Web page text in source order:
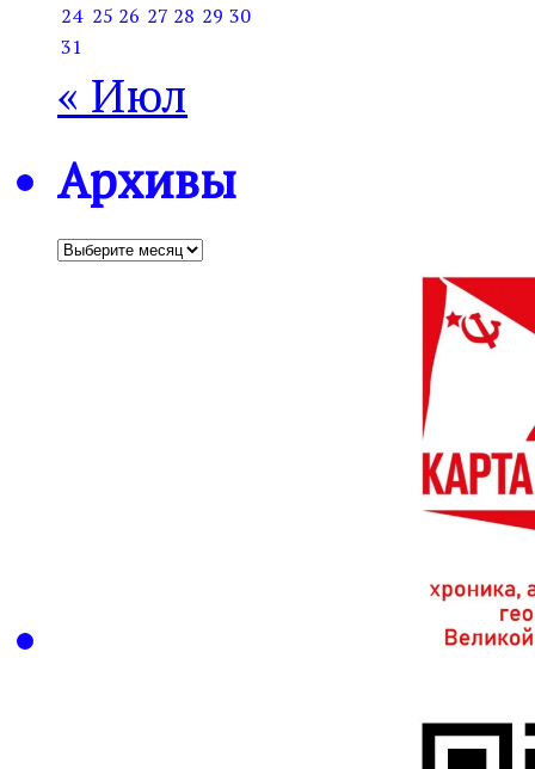
24 25 26 27 28 29 30
31
« Июл
Архивы
Архивы